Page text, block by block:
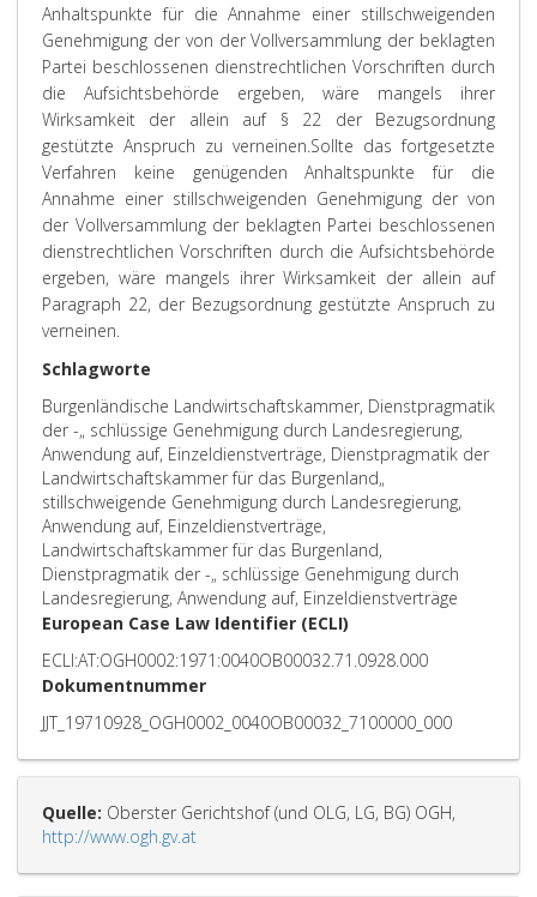
Anhaltspunkte für die Annahme einer stillschweigenden
Genehmigung der von der Vollversammlung der beklagten
Partei beschlossenen dienstrechtlichen Vorschriften durch
die Aufsichtsbehörde ergeben, wäre mangels ihrer
Wirksamkeit der allein auf § 22 der Bezugsordnung
gestützte Anspruch zu verneinen.Sollte das fortgesetzte
Verfahren keine genügenden Anhaltspunkte für die
Annahme einer stillschweigenden Genehmigung der von
der Vollversammlung der beklagten Partei beschlossenen
dienstrechtlichen Vorschriften durch die Aufsichtsbehörde
ergeben, wäre mangels ihrer Wirksamkeit der allein auf
Paragraph 22, der Bezugsordnung gestützte Anspruch zu
verneinen.
Schlagworte
Burgenländische Landwirtschaftskammer, Dienstpragmatik
der -„ schlüssige Genehmigung durch Landesregierung,
Anwendung auf, Einzeldienstverträge, Dienstpragmatik der
Landwirtschaftskammer für das Burgenland„
stillschweigende Genehmigung durch Landesregierung,
Anwendung auf, Einzeldienstverträge,
Landwirtschaftskammer für das Burgenland,
Dienstpragmatik der -„ schlüssige Genehmigung durch
Landesregierung, Anwendung auf, Einzeldienstverträge
European Case Law Identifier (ECLI)
ECLI:AT:OGH0002:1971:0040OB00032.71.0928.000
Dokumentnummer
JJT_19710928_OGH0002_0040OB00032_7100000_000
Quelle: Oberster Gerichtshof (und OLG, LG, BG) OGH,
http://www.ogh.gv.at